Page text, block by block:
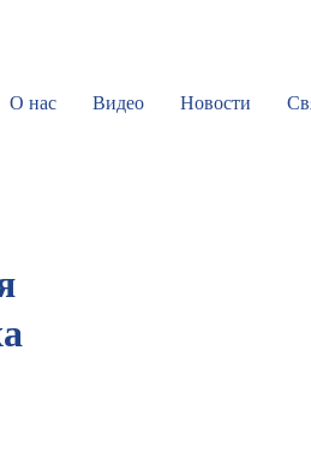
О нас Видео Новости